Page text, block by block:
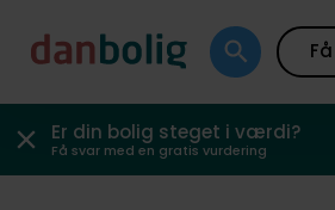
Er din bolig steget i værdi?
Få svar med en gratis vurdering